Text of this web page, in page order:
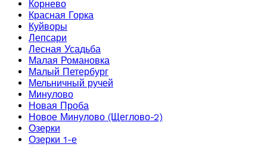
Корнево
Красная Горка
Куйворы
Лепсари
Лесная Усадьба
Малая Романовка
Малый Петербург
Мельничный ручей
Минулово
Новая Проба
Новое Минулово (Щеглово-2)
Озерки
Озерки 1-е